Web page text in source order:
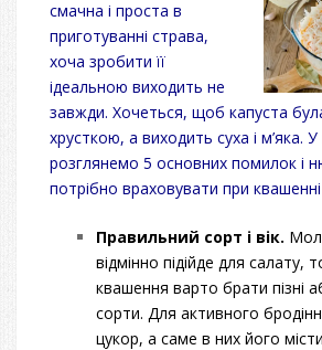
смачна і проста в
приготуванні страва,
хоча зробити її
ідеальною виходить не
завжди. Хочеться, щоб капуста
хрусткою, а виходить суха і м’яка. У
розглянемо 5 основних помилок і
потрібно враховувати при
Правильний сорт і вік.
відмінно підійде для салату,
квашення варто брати пізні
сорти. Для активного
цукор, а саме в них його